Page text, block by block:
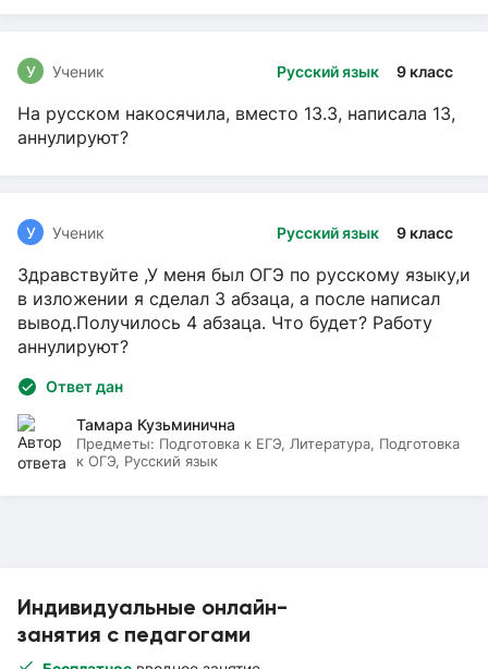
Индивидуальные онлайн-
занятия с педагогами
Русский язык 9 класс
У Ученик
На русском накосячила, вместо 13.3, написала 13,
аннулируют?
Русский язык 9 класс
У Ученик
Здравствуйте ,У меня был ОГЭ по русскому языку,и
в изложении я сделал 3 абзаца, а после написал
вывод.Получилось 4 абзаца. Что будет? Работу
аннулируют?
Ответ дан
Тамара Кузьминична
Предметы: Подготовка к ЕГЭ, Литература, Подготовка
к ОГЭ, Русский язык